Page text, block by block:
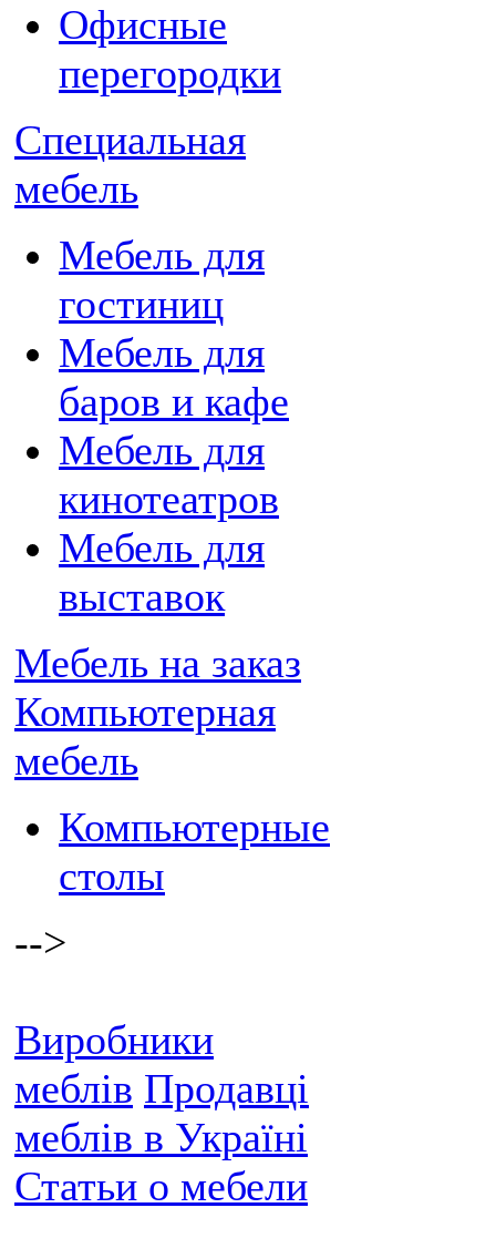
Офисные
перегородки
Специальная
мебель
Мебель для
гостиниц
Мебель для
баров и кафе
Мебель для
кинотеатров
Мебель для
выставок
Мебель на заказ
Компьютерная
мебель
Компьютерные
столы
-->
Виробники
меблів Продавці
меблів в Україні
Статьи о мебели